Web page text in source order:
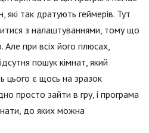
які так дратують геймерів. Тут
з налаштуваннями, тому що
при всіх його плюсах,
пошук кімнат, який
цього є щось на зразок
просто зайти в гру, і програма
до яких можна